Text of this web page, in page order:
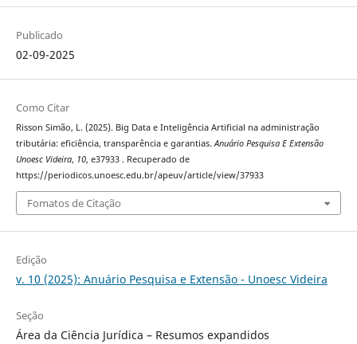
Publicado
02-09-2025
Como Citar
Risson Simão, L. (2025). Big Data e Inteligência Artificial na administração
tributária: eficiência, transparência e garantias.Anuário Pesquisa E Extensão
Unoesc Videira, 10, e37933 . Recuperado de
https://periodicos.unoesc.edu.br/apeuv/article/view/37933
Fomatos de Citação
Edição
v. 10 (2025): Anuário Pesquisa e Extensão - Unoesc Videira
Seção
Área da Ciência Jurídica – Resumos expandidos